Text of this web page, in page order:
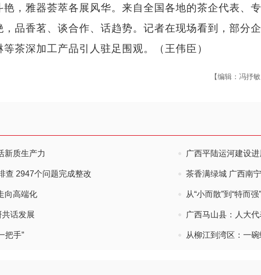
，雅器荟萃各展风华。来自全国各地的茶企代表、
品香茗、谈合作、话趋势。记者在现场看到，部分
茶深加工产品引人驻足围观。（王伟臣）
【编辑：冯抒敏
新质生产力 广西平陆运河建设
查 2947个问题完成整改 茶香满绿城 广西南
向高端化 从“小而散”到“特而
共话发展 广西马山县：人大
把手” 从柳江到湾区：一